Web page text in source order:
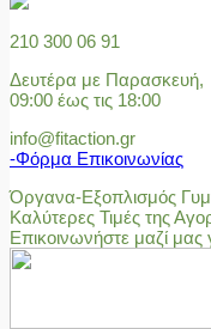
210 300 06 91
Δευτέρα με Παρασκευή,
09:00 έως τις 18:00
info@fitaction.gr
-Φόρμα Επικοινωνίας
Όργανα-Εξοπλισμός
Καλύτερες Τιμές της
Επικοινωνήστε μαζί μας